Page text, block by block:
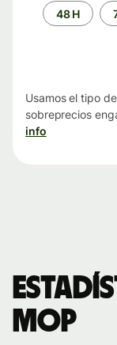
Periodo48 H
Usamos el tipo
sobreprecios
info
MOP